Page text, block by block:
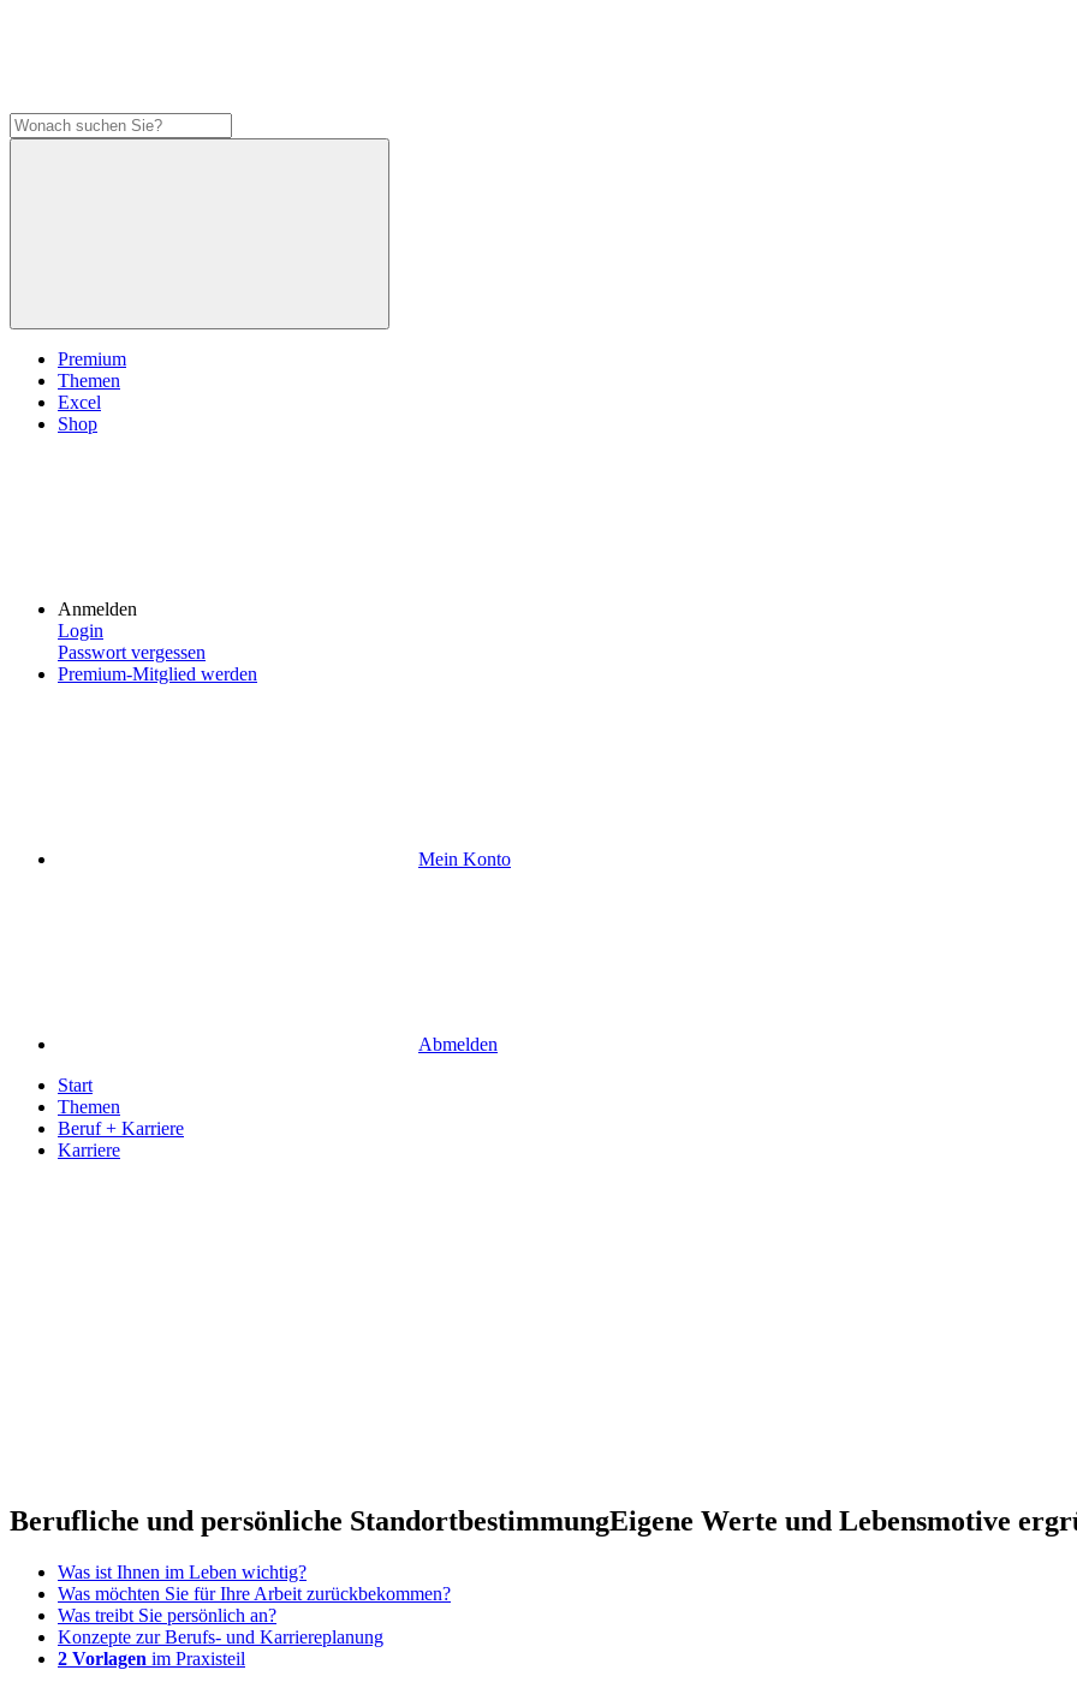
Premium
Themen
Excel
Shop
Anmelden
Login
Passwort vergessen
Premium-Mitglied werden
Mein Konto
Abmelden
Start
Themen
Beruf + Karriere
Karriere
Berufliche und persönliche StandortbestimmungEigene Werte und Lebensmotive
Was ist Ihnen im Leben wichtig?
Was möchten Sie für Ihre Arbeit zurückbekommen?
Was treibt Sie persönlich an?
Konzepte zur Berufs- und Karriereplanung
2 Vorlagen im Praxisteil